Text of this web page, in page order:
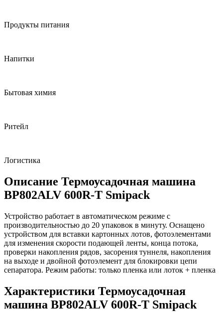
Продукты питания
Напитки
Бытовая химия
Ритейл
Логистика
Описание Термоусадочная машина
BP802ALV 600R-T Smipack
Устройство работает в автоматическом режиме с
производительностью до 20 упаковок в минуту. Оснащено
устройством для вставки картонных лотов, фотоэлементами
для изменения скорости подающей ленты, конца потока,
проверки накопления рядов, засорения туннеля, накопления
на выходе и двойной фотоэлемент для блокировки цепи
сепаратора. Режим работы: только пленка или лоток + пленка
Характеристики Термоусадочная
машина BP802ALV 600R-T Smipack